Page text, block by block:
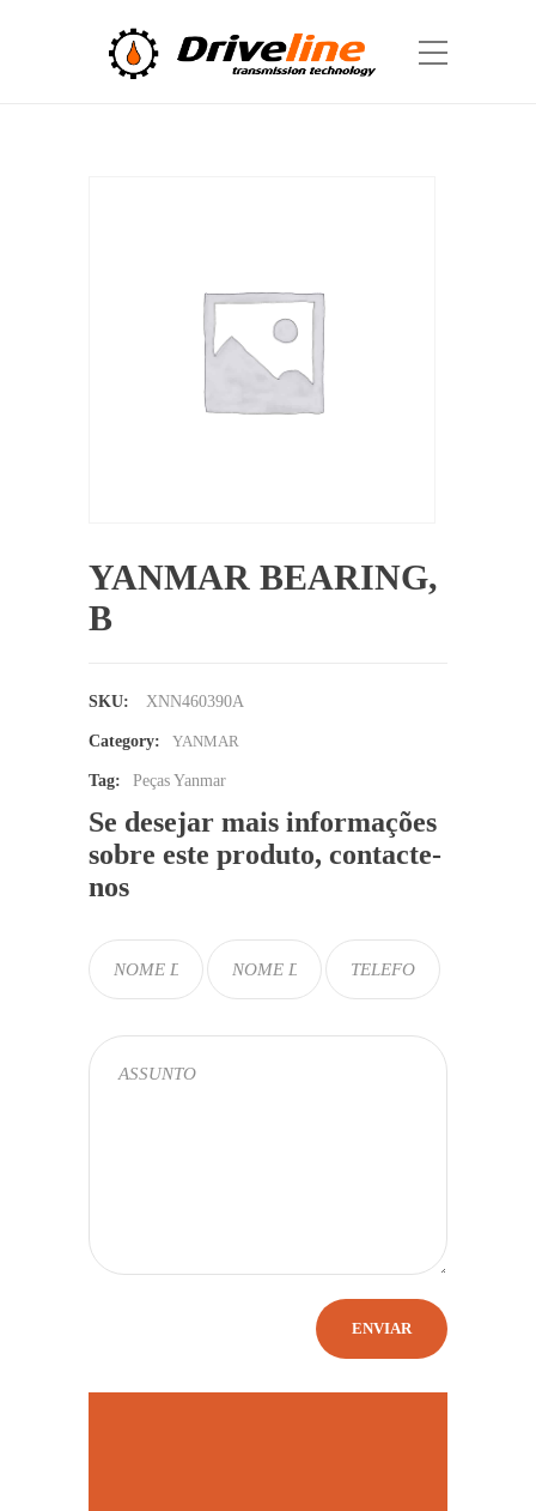
YANMAR BEARING,
B
SKU: XNN460390A
Category: YANMAR
Tag: Peças Yanmar
Se desejar mais informações
sobre este produto, contacte-
nos